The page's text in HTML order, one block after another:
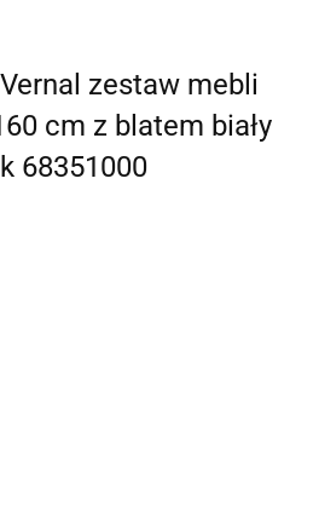
zestaw mebli
cm z blatem biały
68351000